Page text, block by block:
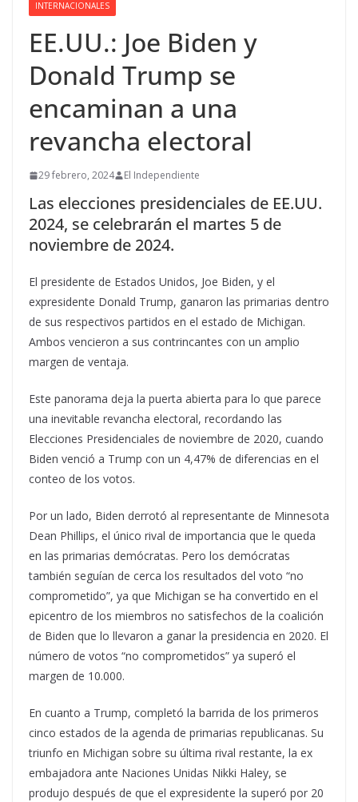
INTERNACIONALES
EE.UU.: Joe Biden y
Donald Trump se
encaminan a una
revancha electoral
29 febrero, 2024 El Independiente
Las elecciones presidenciales de EE.UU.
2024, se celebrarán el martes 5 de
noviembre de 2024.
El presidente de Estados Unidos, Joe Biden, y el
expresidente Donald Trump, ganaron las primarias dentro
de sus respectivos partidos en el estado de Michigan.
Ambos vencieron a sus contrincantes con un amplio
margen de ventaja.
Este panorama deja la puerta abierta para lo que parece
una inevitable revancha electoral, recordando las
Elecciones Presidenciales de noviembre de 2020, cuando
Biden venció a Trump con un 4,47% de diferencias en el
conteo de los votos.
Por un lado, Biden derrotó al representante de Minnesota
Dean Phillips, el único rival de importancia que le queda
en las primarias demócratas. Pero los demócratas
también seguían de cerca los resultados del voto “no
comprometido”, ya que Michigan se ha convertido en el
epicentro de los miembros no satisfechos de la coalición
de Biden que lo llevaron a ganar la presidencia en 2020. El
número de votos “no comprometidos” ya superó el
margen de 10.000.
En cuanto a Trump, completó la barrida de los primeros
cinco estados de la agenda de primarias republicanas. Su
triunfo en Michigan sobre su última rival restante, la ex
embajadora ante Naciones Unidas Nikki Haley, se
produjo después de que el expresidente la superó por 20